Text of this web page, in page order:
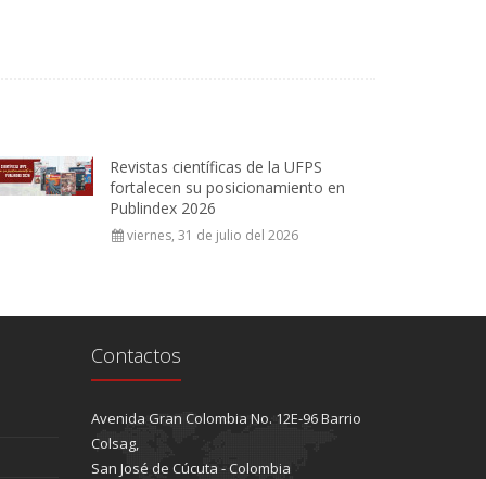
Revistas científicas de la UFPS
fortalecen su posicionamiento en
Publindex 2026
viernes, 31 de julio del 2026
Contactos
Avenida Gran Colombia No. 12E-96 Barrio
Colsag,
San José de Cúcuta - Colombia